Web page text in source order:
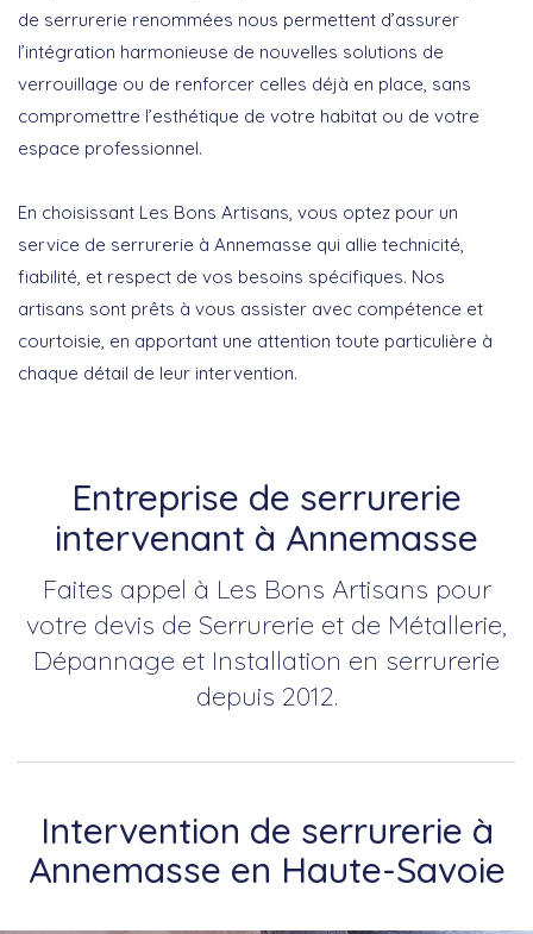
de serrurerie renommées nous permettent d’assurer
l’intégration harmonieuse de nouvelles solutions de
verrouillage ou de renforcer celles déjà en place, sans
compromettre l’esthétique de votre habitat ou de votre
espace professionnel.
En choisissant Les Bons Artisans, vous optez pour un
service de serrurerie à Annemasse qui allie technicité,
fiabilité, et respect de vos besoins spécifiques. Nos
artisans sont prêts à vous assister avec compétence et
courtoisie, en apportant une attention toute particulière à
chaque détail de leur intervention.
Entreprise de serrurerie
intervenant à Annemasse
Faites appel à Les Bons Artisans pour
votre devis de Serrurerie et de Métallerie,
Dépannage et Installation en serrurerie
depuis 2012.
Intervention de serrurerie à
Annemasse en Haute-Savoie